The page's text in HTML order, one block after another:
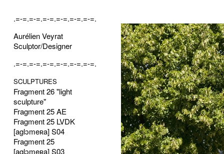
.=-=.=-=.=-=.=-=.=-=.=-=.
Aurélien Veyrat
Sculptor/Designer
.=-=.=-=.=-=.=-=.=-=.=-=.
SCULPTURES
Fragment 26 "light
sculpture"
Fragment 25 AE
Fragment 25 LVDK
[aglɔmeʀa] S04
Fragment 25
[aglɔmeʀa] S03